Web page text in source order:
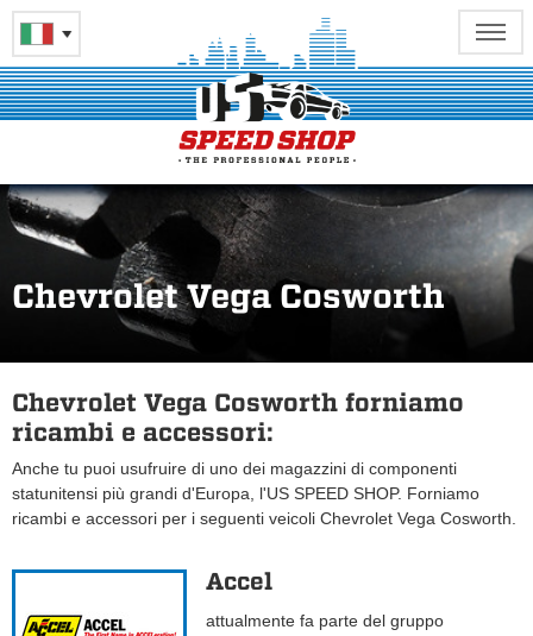
Chevrolet Vega Cosworth
Chevrolet Vega Cosworth forniamo
ricambi e accessori:
Anche tu puoi usufruire di uno dei magazzini di componenti
statunitensi più grandi d'Europa, l'US SPEED SHOP. Forniamo
ricambi e accessori per i seguenti veicoli Chevrolet Vega Cosworth.
Accel
attualmente fa parte del gruppo